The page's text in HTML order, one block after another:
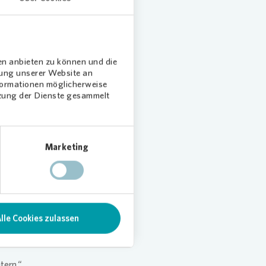
anbieten zu können und die
unserer Website an
möglicherweise
der Dienste gesammelt
Marketing
Cookies zulassen
und
wir